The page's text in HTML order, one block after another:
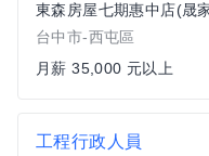
東森房屋七期惠中店(晟
台中市-西屯區
月薪 35,000 元以上
工程行政人員